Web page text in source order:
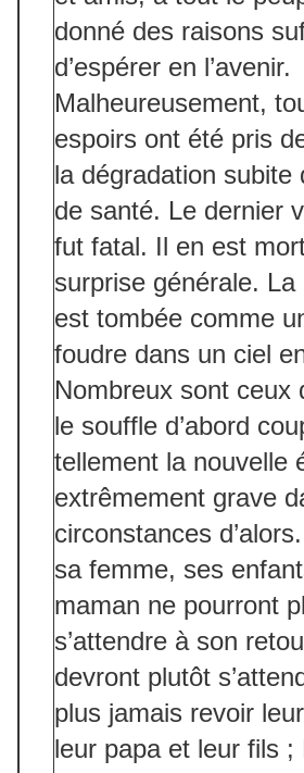
donné des raisons
d’espérer en l’avenir.
Malheureusement,
espoirs ont été pris
la dégradation subite
de santé. Le dernier
fut fatal. Il en est
surprise générale. La
est tombée comme
foudre dans un ciel
Nombreux sont ceux
le souffle d’abord
tellement la nouvelle
extrêmement grave
circonstances
sa femme, ses
maman ne pourront
s’attendre à son
devront plutôt
plus jamais revoir
leur papa et leur fils ;